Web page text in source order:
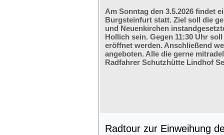
Am Sonntag den 3.5.2026 findet
Burgsteinfurt statt. Ziel soll die
und Neuenkirchen
Hollich sein. Gegen 11:30 Uhr
eröffnet werden. Anschließend
angeboten. Alle die gerne
Radfahrer Schutzhütte Lindhof
Radtour zur Einweihung